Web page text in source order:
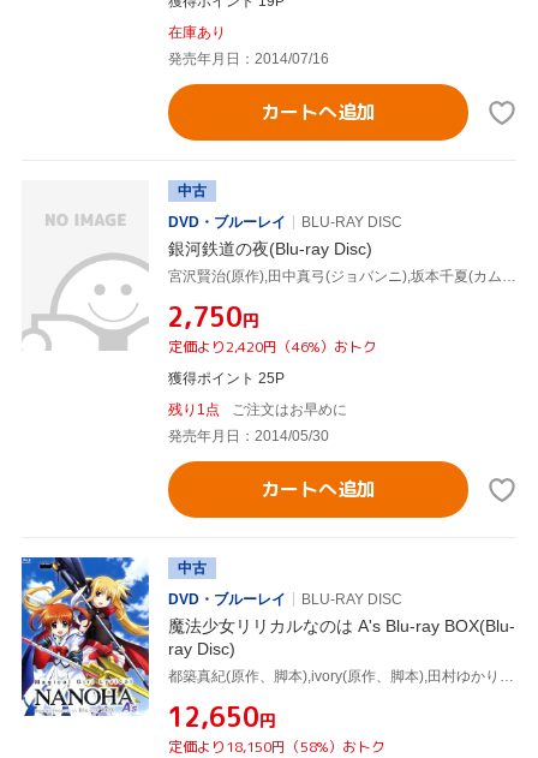
在庫あり
発売年月日：2014/07/16
カートへ追加
中古
DVD・ブルーレイ
BLU-RAY DISC
銀河鉄道の夜(Blu-ray Disc)
宮沢賢治(原作),田中真弓(ジョバンニ),坂本千夏(カムパネルラ),堀絢子(ザネリ),細野晴臣(音楽)
¥2,750円
定価より2,420円（46%）おトク
獲得ポイント 25P
残り1点
ご注文はお早めに
発売年月日：2014/05/30
カートへ追加
中古
DVD・ブルーレイ
BLU-RAY DISC
魔法少女リリカルなのは A's Blu-ray BOX(Blu-
ray Disc)
都築真紀(原作、脚本),ivory(原作、脚本),田村ゆかり(高町なのは),水樹奈々(フェイト・テスタロッサ),植田佳奈(八神はやて),奥田泰弘(キャラクターデザイン),佐野広明(音楽)
¥12,650円
定価より18,150円（58%）おトク